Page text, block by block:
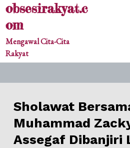
Skipobsesirakyat.c
om
Mengawal Cita-Cita
Rakyat
Sholawat
Muhammad
Assegaf Dibanjiri